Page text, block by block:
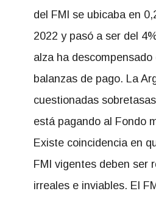
del FMI se ubicaba en
2022 y pasó a ser del
alza ha
balanzas de pago. La
cuestionadas
está pagando al Fondo
Existe coincidencia en
FMI vigentes deben ser
irreales e inviables. El